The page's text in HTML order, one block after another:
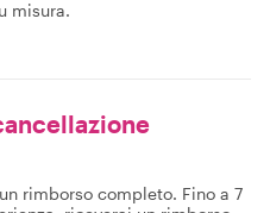
misura.
rimborso completo. Fino a 7